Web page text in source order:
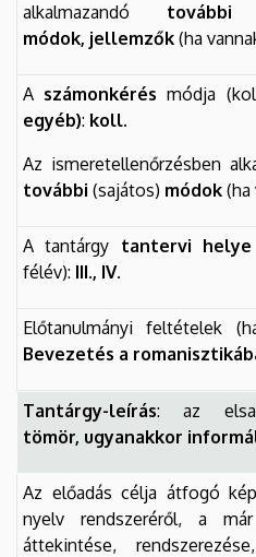
alkalmazandó további
módok, jellemzők (ha
A számonkérésmódja
egyéb): koll.
Az ismeretellenőrzésben
további (sajátos) módok (ha
A tantárgy tantervi helye
félév): III., IV.
Előtanulmányi feltételek
Bevezetés a
Tantárgy-leírás: az
tömör, ugyanakkor
Az előadás célja átfogó
nyelv rendszeréről, a
áttekintése,